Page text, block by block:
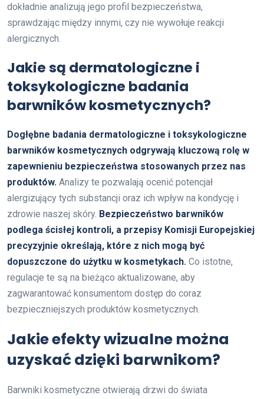
dokładnie analizują jego profil bezpieczeństwa,
sprawdzając między innymi, czy nie wywołuje reakcji
alergicznych.
Jakie są dermatologiczne i
toksykologiczne badania
barwników kosmetycznych?
Dogłębne badania dermatologiczne i toksykologiczne
barwników kosmetycznych odgrywają kluczową rolę w
zapewnieniu bezpieczeństwa stosowanych przez nas
produktów. Analizy te pozwalają ocenić potencjał
alergizujący tych substancji oraz ich wpływ na kondycję i
zdrowie naszej skóry. Bezpieczeństwo barwników
podlega ścisłej kontroli, a przepisy Komisji Europejskiej
precyzyjnie określają, które z nich mogą być
dopuszczone do użytku w kosmetykach. Co istotne,
regulacje te są na bieżąco aktualizowane, aby
zagwarantować konsumentom dostęp do coraz
bezpieczniejszych produktów kosmetycznych.
Jakie efekty wizualne można
uzyskać dzięki barwnikom?
Barwniki kosmetyczne otwierają drzwi do świata